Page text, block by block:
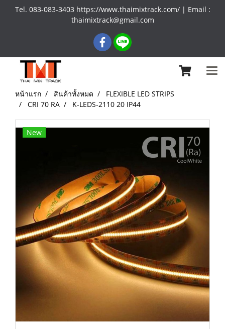
Tel. 083-083-3403 https://www.thaimixtrack.com/ | Email :
thaimixtrack@gmail.com
หน้าแรก สินค้าทั้งหมด
FLEXIBLE LED STRIPS
CRI 70 RA
K-LEDS-2110 20 IP44
New